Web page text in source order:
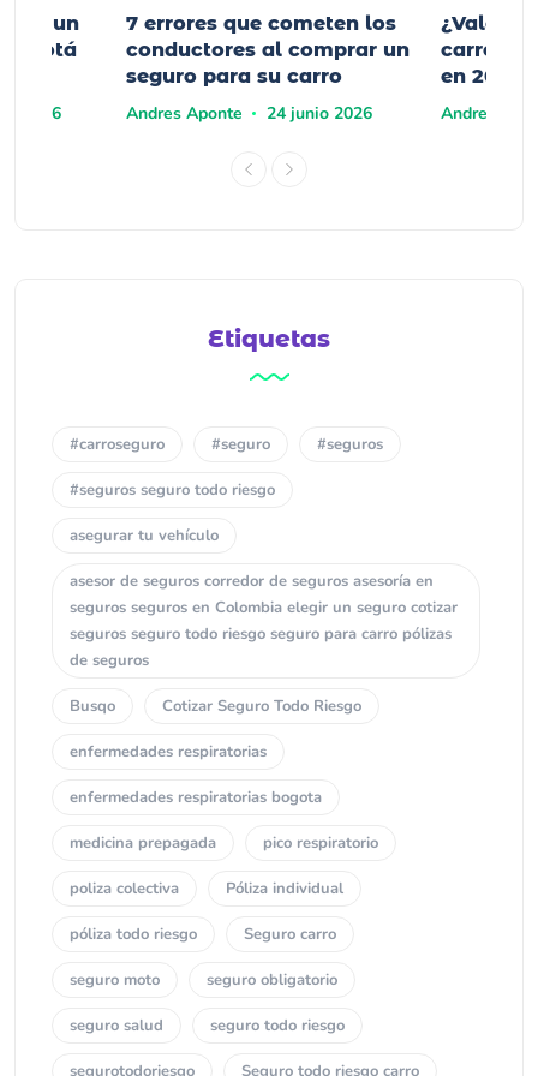
un
2026
7 errores que cometen los
conductores al comprar un
seguro para su carro
Andres Aponte
24 junio 2026
¿Vale la
carro
en 2026?
Andres
Etiquetas
#carroseguro #seguro #seguros
#seguros seguro todo riesgo
asegurar tu vehículo
asesor de seguros corredor de seguros asesoría en
seguros seguros en Colombia elegir un seguro cotizar
seguros seguro todo riesgo seguro para carro pólizas
de seguros
Busqo Cotizar Seguro Todo Riesgo
enfermedades respiratorias
enfermedades respiratorias bogota
medicina prepagada pico respiratorio
poliza colectiva Póliza individual
póliza todo riesgo Seguro carro
seguro moto seguro obligatorio
seguro salud seguro todo riesgo
segurotodoriesgo Seguro todo riesgo carro